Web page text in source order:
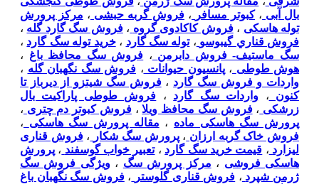
بال آبی ،کبوتر مسافر ، فروش گربه حبشی ، مرکز پرورش
توله هاسکی ،فروش کاکادوی گروه ،فروش سگ گارد گله ،
فروش قناري گيبوسو ،توله سگ گارد ،خرید توله سگ گارد ،
سگ ماستيف- فروش دابرمن ، فروش سگ محافظ باغ ،
هوش طوطی ،پانسیون حیوانات ، فروش سگ نگهبان گله ،
واردات و فروش سگ گارد ،فروش سگ شیتزو از دیرباز تا
کنون
، واردات سگ گارد ، فروش طوطی پاراکیت بال
زرشکی ،فروش سگ محافظ ویلا،فروش کبوتر دم چتری ،
پرورش سگ هاسکی ماده ، مقاله پرورش سگ هاسکی ،
فروش خاک گربه ارزان ،پرورش سگ شکار ،فروش قناری
لیزارد ، قیمت خرید سگ گارد ،تعبیر خواب گوسفند ، پرورش
هاسکی فروشی ، مرکز پرورش سگ ،ویژگی فروش سگ
ژرمن شپرد ، فروش قناری گلوستر ،فروش سگ نگهبان باغ